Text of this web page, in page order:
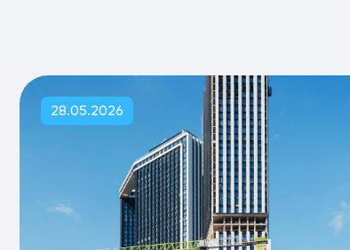
28.05.2026